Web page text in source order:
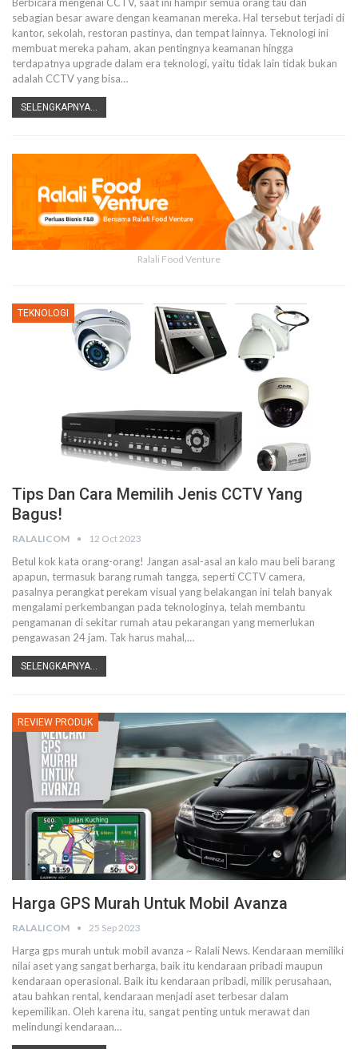
sebagian besar aware dengan keamanan mereka. Hal tersebut terjadi di
kantor, sekolah, restoran pastinya, dan tempat lainnya. Teknologi ini
membuat mereka paham, akan pentingnya keamanan hingga
terdapatnya upgrade dalam era teknologi, yaitu tidak lain tidak bukan
adalah CCTV yang bisa…
SELENGKAPNYA...
Ralali Food Venture
TEKNOLOGI
Tips Dan Cara Memilih Jenis CCTV Yang
Bagus!
RALALICOM 12 Oct 2023
Betul kok kata orang-orang! Jangan asal-asal an kalo mau beli barang
apapun, termasuk barang rumah tangga, seperti CCTV camera,
pasalnya perangkat perekam visual yang belakangan ini telah banyak
mengalami perkembangan pada teknologinya, telah membantu
pengamanan di sekitar rumah atau pekarangan yang memerlukan
pengawasan 24 jam. Tak harus mahal,…
SELENGKAPNYA...
REVIEW PRODUK
Harga GPS Murah Untuk Mobil Avanza
RALALICOM 25 Sep 2023
Harga gps murah untuk mobil avanza ~ Ralali News. Kendaraan memiliki
nilai aset yang sangat berharga, baik itu kendaraan pribadi maupun
kendaraan operasional. Baik itu kendaraan pribadi, milik perusahaan,
atau bahkan rental, kendaraan menjadi aset terbesar dalam
kepemilikan. Oleh karena itu, sangat penting untuk merawat dan
melindungi kendaraan…